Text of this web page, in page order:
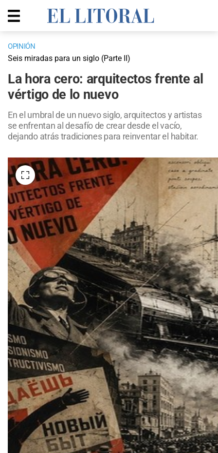
OPINIÓN
Seis miradas para un siglo (Parte II)
La hora cero: arquitectos frente al
vértigo de lo nuevo
En el umbral de un nuevo siglo, arquitectos y artistas
se enfrentan al desafío de crear desde el vacío,
dejando atrás tradiciones para reinventar el habitar.